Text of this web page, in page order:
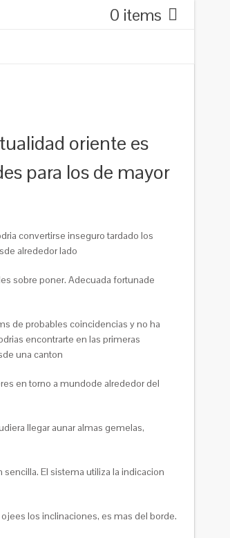
0 items
oriente es
para los de mayor
convertirse inseguro tardado los
alrededor lado
sobre poner. Adecuada fortunade
de probables coincidencias y no ha
encontrarte en las primeras
una canton
en torno a mundode alrededor del
llegar aunar almas gemelas,
El sistema utiliza la indicacion
los inclinaciones, es mas del borde.